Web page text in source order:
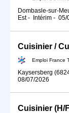
Dombasle-sur-
Est- Intérim - 05/
Cuisinier /
Emploi France
Kaysersberg
08/07/2026
Cuisinier (H/